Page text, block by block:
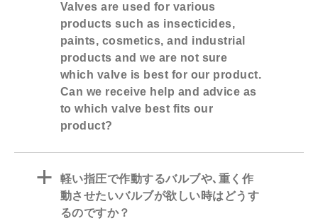
Valves are used for various
products such as insecticides,
paints, cosmetics, and industrial
products and we are not sure
which valve is best for our product.
Can we receive help and advice as
to which valve best fits our
product?
a
軽い指圧で作動するバルブや､重く作
動させたいバルブが欲しい時はどうす
るのですか？